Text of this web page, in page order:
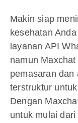
Makin siap
kesehatan
layanan API
namun
pemasaran dan
terstruktur
Dengan
untuk mulai